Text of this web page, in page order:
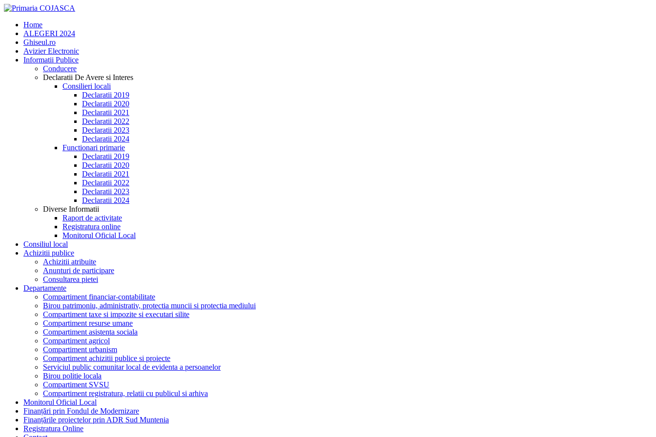
Home
ALEGERI 2024
Ghiseul.ro
Avizier Electronic
Informatii Publice
Conducere
Declaratii De Avere si Interes
Consilieri locali
Declaratii 2019
Declaratii 2020
Declaratii 2021
Declaratii 2022
Declaratii 2023
Declaratii 2024
Functionari primarie
Declaratii 2019
Declaratii 2020
Declaratii 2021
Declaratii 2022
Declaratii 2023
Declaratii 2024
Diverse Informatii
Raport de activitate
Registratura online
Monitorul Oficial Local
Consiliul local
Achizitii publice
Achizitii atribuite
Anunturi de participare
Consultarea pietei
Departamente
Compartiment financiar-contabilitate
Birou patrimoniu, administrativ, protectia muncii si protectia mediului
Compartiment taxe si impozite si executari silite
Compartiment resurse umane
Compartiment asistenta sociala
Compartiment agricol
Compartiment urbanism
Compartiment achizitii publice si proiecte
Serviciul public comunitar local de evidenta a persoanelor
Birou politie locala
Compartiment SVSU
Compartiment registratura, relatii cu publicul si arhiva
Monitorul Oficial Local
Finanțări prin Fondul de Modernizare
Finanțările proiectelor prin ADR Sud Muntenia
Registratura Online